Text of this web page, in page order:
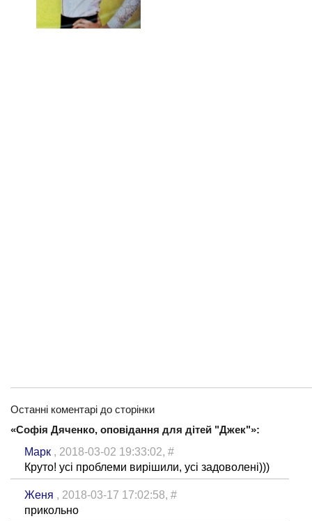
Останні коментарі до сторінки
«Софія Дяченко, оповідання для дітей "Джек"»:
Марк , 2018-03-02 19:33:02, #
Круто! усі проблеми вирішили, усі задоволені)))
Женя , 2018-03-17 17:02:58, #
прикольно